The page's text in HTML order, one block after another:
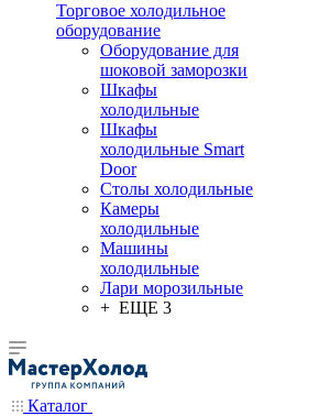
Торговое холодильное
оборудование
Оборудование для
шоковой заморозки
Шкафы
холодильные
Шкафы
холодильные Smart
Door
Столы холодильные
Камеры
холодильные
Машины
холодильные
Лари морозильные
+ ЕЩЕ 3
Каталог